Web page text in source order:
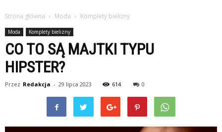
Strona główna Moda Komplety bielizny
Moda Komplety bielizny
CO TO SĄ MAJTKI TYPU
HIPSTER?
Przez Redakcja - 29 lipca 2023 614 0